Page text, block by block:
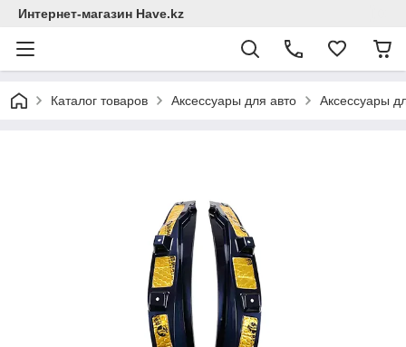
Интернет-магазин Have.kz
Каталог товаров Аксессуары для авто Аксессуары